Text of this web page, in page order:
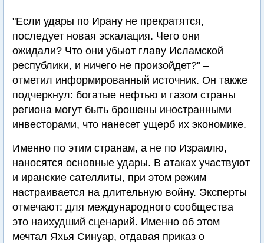
"Если удары по Ирану не прекратятся,
последует новая эскалация. Чего они
ожидали? Что они убьют главу Исламской
республики, и ничего не произойдет?" –
отметил информированный источник. Он также
подчеркнул: богатые нефтью и газом страны
региона могут быть брошены иностранными
инвесторами, что нанесет ущерб их экономике.
Именно по этим странам, а не по Израилю,
наносятся основные удары. В атаках участвуют
и иранские сателлиты, при этом режим
настраивается на длительную войну. Эксперты
отмечают: для международного сообщества
это наихудший сценарий. Именно об этом
мечтал Яхья Синуар, отдавая приказ о